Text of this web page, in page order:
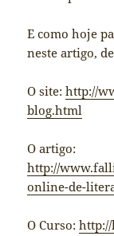
E como hoje
neste artigo,
O site:http://
blog.html
O artigo:
http://
online-de-
O Curso: